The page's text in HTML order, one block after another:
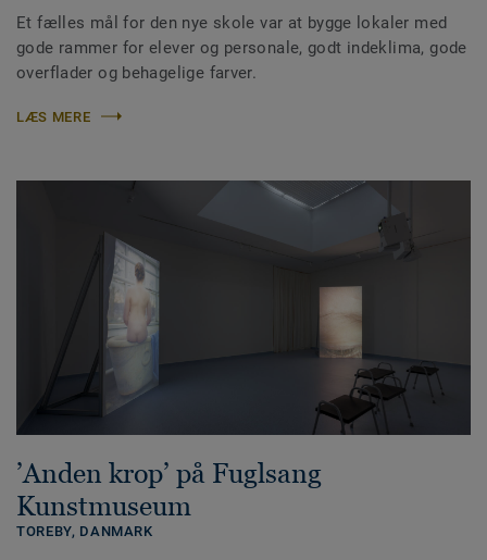
Et fælles mål for den nye skole var at bygge lokaler med
gode rammer for elever og personale, godt indeklima, gode
overflader og behagelige farver.
LÆS MERE
’Anden krop’ på Fuglsang
Kunstmuseum
TOREBY, DANMARK